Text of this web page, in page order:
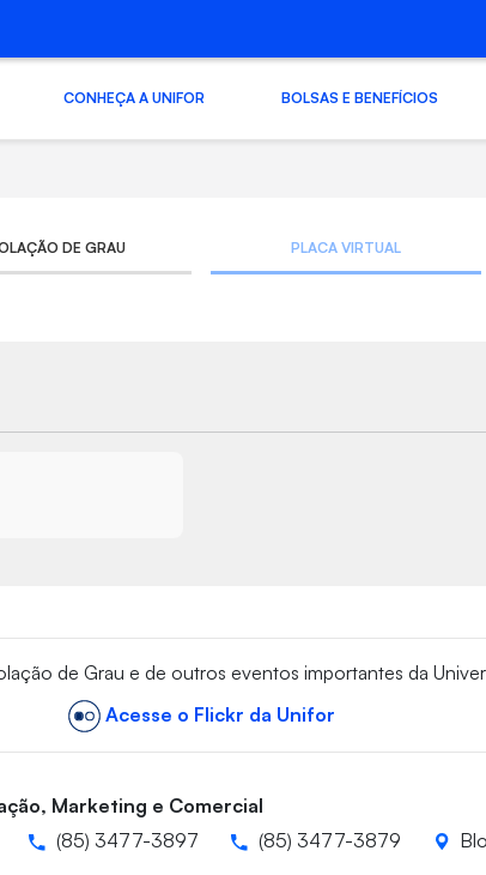
CONHEÇA A UNIFOR BOLSAS E BENEFÍCIOS
DE GRAU PLACA VIRTUAL
de Grau e de outros eventos importantes da
Acesse o Flickr da Unifor
Marketing e Comercial
(85) 3477-3897 (85) 3477-3879